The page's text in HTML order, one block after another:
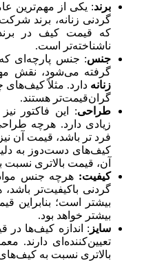
برند: یکی از مهم‌ترین
گردنی زنانه، برند
که قیمت کیف در
ناشناخته‌تر است.
جنس: جنس پارچه‌ای
گرفته می‌شود، نقش
زنانه دارد. مثلاً
گران‌قیمت‌تر هستند.
طراحی: این فاکتور
زیادی دارد. هرچه
فرد تر باشد، قیمت آن
کیف‌های دست‌دوز به
آن، قیمت بالاتری
کیفیت: هرچه جنس
گردنی باکیفیت‌تر
بیشتر است؛ بنابراین
بیشتر خواهد بود.
سایز : اندازه کیف‌ها در
تعیین‌کننده‌ای دارند.
بالاتری نسبت به